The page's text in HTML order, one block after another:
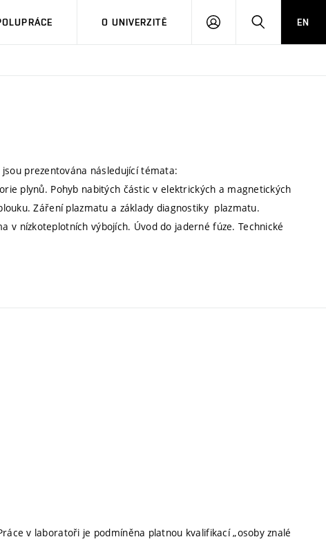
O UNIVERZITĚ
PŘIHLÁSIT HLEDATEN
prezentována následující témata:
plynů. Pohyb nabitých částic v elektrických a magnetických
Záření plazmatu a základy diagnostiky plazmatu.
nízkoteplotních výbojích. Úvod do jaderné fúze. Technické
v laboratoři je podmíněna platnou kvalifikací „osoby znalé